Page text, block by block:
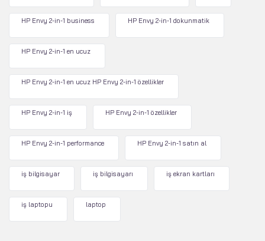
HP Envy 2-in-1 business HP Envy 2-in-1 dokunmatik
HP Envy 2-in-1 en ucuz
HP Envy 2-in-1 en ucuz HP Envy 2-in-1 özellikler
HP Envy 2-in-1 iş HP Envy 2-in-1 özellikler
HP Envy 2-in-1 performance HP Envy 2-in-1 satın al
iş bilgisayar iş bilgisayarı iş ekran kartları
iş laptopu laptop